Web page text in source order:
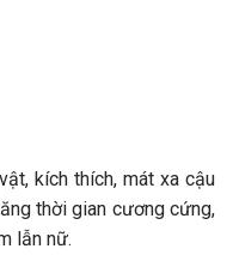
kích thích, mát xa cậu
thời gian cương cứng,
lẫn nữ.